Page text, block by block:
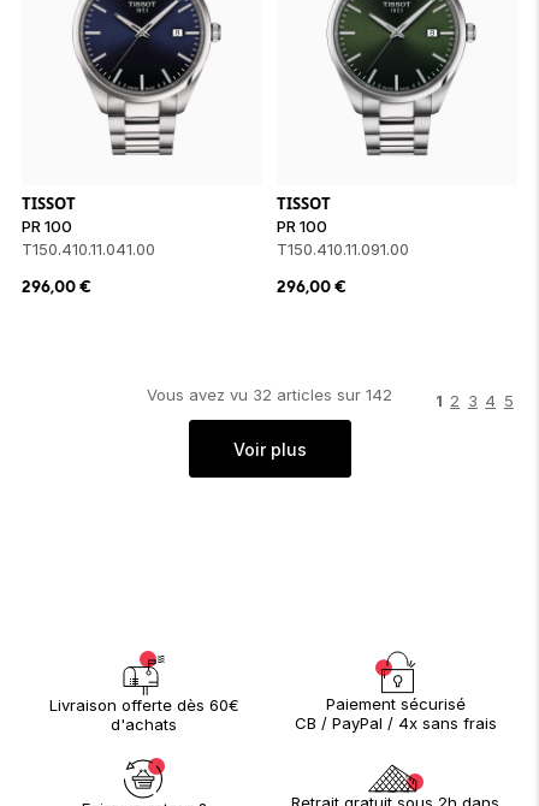
TISSOT
PR 100
T150.410.11.041.00
296,00€
TISSOT
PR 100
T150.410.11.091.00
296,00€
Vous avez vu 32 articles sur 142
Voir plus
1 2 3 4 5
Livraison offerte dès 60€
d'achats
Paiement sécurisé
CB / PayPal / 4x sans frais
Retrait gratuit sous 2h dans